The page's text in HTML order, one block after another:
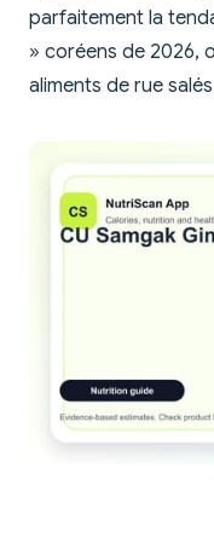
parfaitement la
» coréens de 2026,
aliments de rue